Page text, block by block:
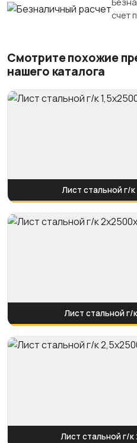
счет
Смотрите похожие
нашего каталога
Лист стальной г/к
Лист стальной г/
Лист стальной г/к